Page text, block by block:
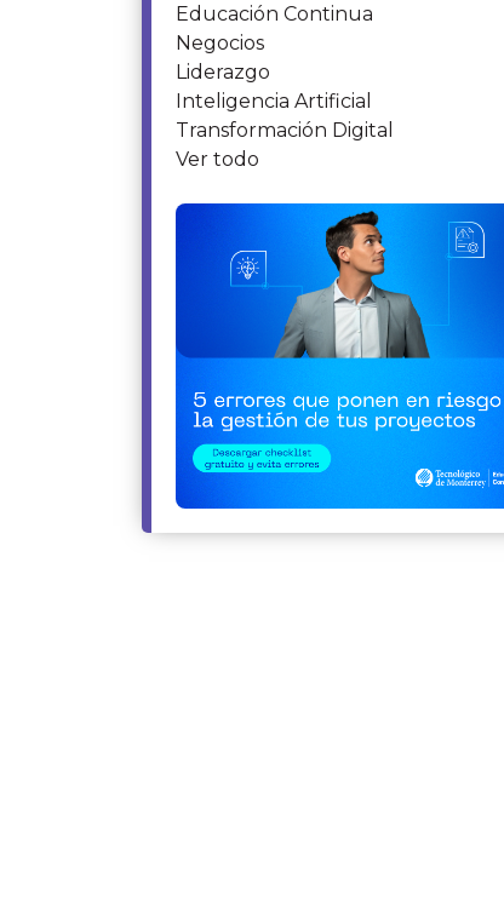
Educación Continua
Negocios
Liderazgo
Inteligencia Artificial
Transformación Digital
Ver todo